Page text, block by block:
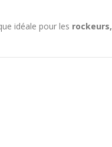
idéale pour les